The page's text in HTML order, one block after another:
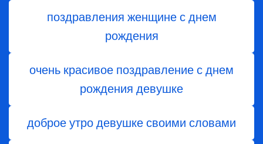
поздравления женщине с днем
рождения
очень красивое поздравление с днем
рождения девушке
доброе утро девушке своими словами